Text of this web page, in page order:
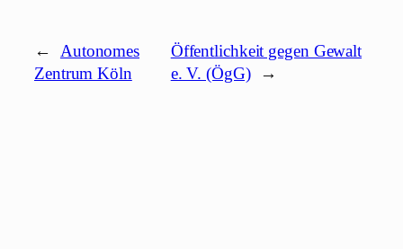
←
Autonomes
Zentrum Köln
Öffentlichkeit gegen Gewalt
e. V. (ÖgG)
→